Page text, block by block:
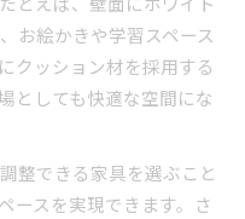
お絵かきや学習スペース
クッション材を採用する
としても快適な空間にな
整できる家具を選ぶこと
ースを実現できます。さ